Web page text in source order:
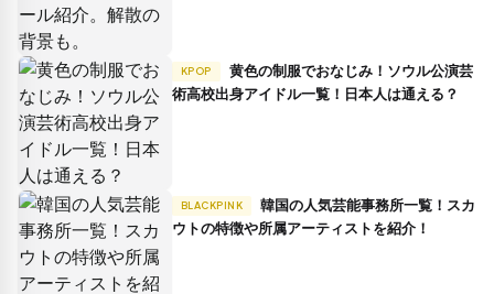
KPOP
術高校出身アイドル一覧！日本人は通える？
BLACKPINK
韓国の人気芸能事務所一覧！スカ
ウトの特徴や所属アーティストを紹介！